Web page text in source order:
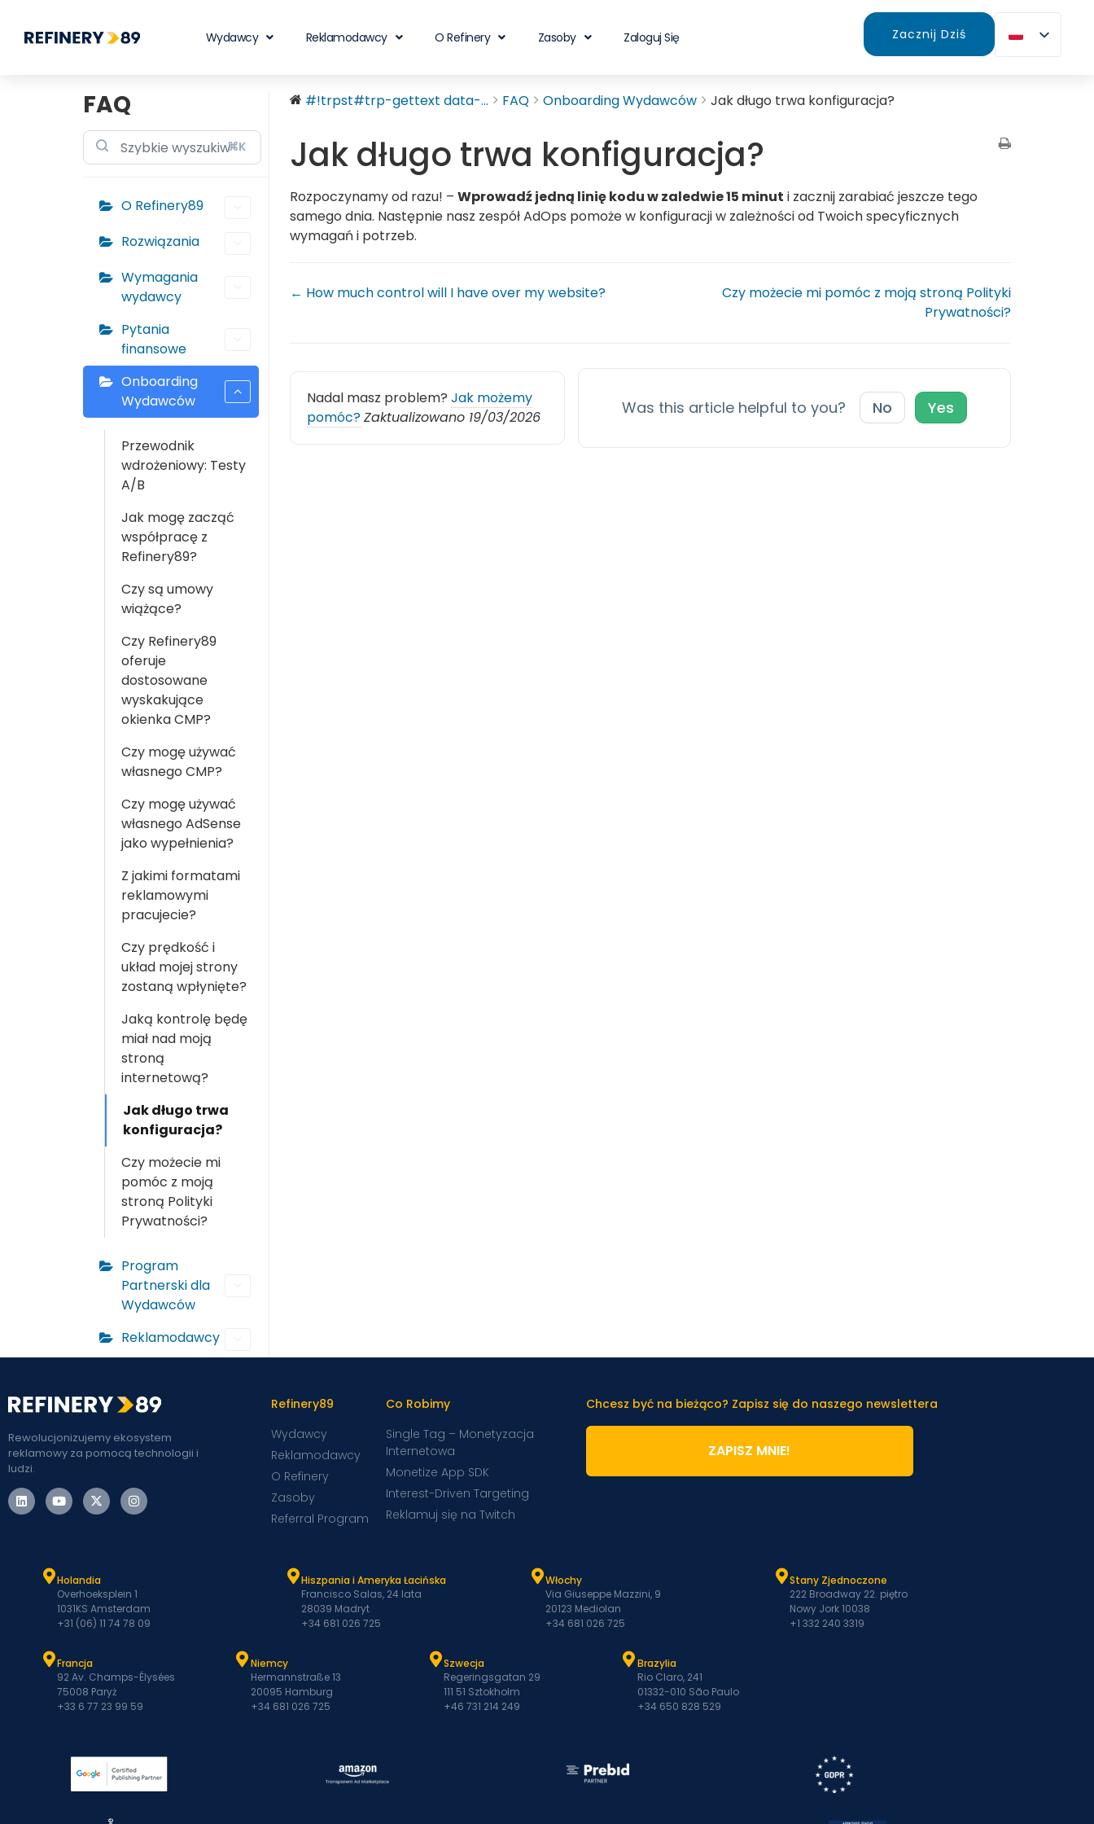
Wydawcy Reklamodawcy O Refinery Zasoby Zaloguj Się Zacznij Dziś
FAQ
⌘K
O Refinery89
Rozwiązania
Wymagania
wydawcy
Pytania
finansowe
Onboarding
Wydawców
Przewodnik
wdrożeniowy: Testy
A/B
Jak mogę zacząć
współpracę z
Refinery89?
Czy są umowy
wiążące?
Czy Refinery89
oferuje
dostosowane
wyskakujące
okienka CMP?
Czy mogę używać
własnego CMP?
Czy mogę używać
własnego AdSense
jako wypełnienia?
Z jakimi formatami
reklamowymi
pracujecie?
Czy prędkość i
układ mojej strony
zostaną wpłynięte?
Jaką kontrolę będę
miał nad moją
stroną
internetową?
Jak długo trwa
konfiguracja?
Czy możecie mi
pomóc z moją
stroną Polityki
Prywatności?
Program
Partnerski dla
Wydawców
Reklamodawcy
#!trpst#trp-gettext data-... FAQ Onboarding Wydawców Jak długo trwa konfiguracja?
Jak długo trwa konfiguracja?
Rozpoczynamy od razu! – Wprowadź jedną linię kodu w zaledwie 15 minut i zacznij zarabiać jeszcze tego
samego dnia. Następnie nasz zespół AdOps pomoże w konfiguracji w zależności od Twoich specyficznych
wymagań i potrzeb.
← How much control will I have over my website?
Czy możecie mi pomóc z moją stroną Polityki
Prywatności?
Nadal masz problem? Jak możemy
pomóc?Zaktualizowano 19/03/2026 Was this article helpful to you? No Yes
Rewolucjonizujemy ekosystem
reklamowy za pomocą technologii i
ludzi.
Refinery89
Wydawcy
Reklamodawcy
O Refinery
Zasoby
Referral Program
Co Robimy
Single Tag – Monetyzacja
Internetowa
Monetize App SDK
Interest-Driven Targeting
Reklamuj się na Twitch
Chcesz być na bieżąco? Zapisz się do naszego newslettera
ZAPISZ MNIE!
Holandia
Overhoeksplein 1
1031KS Amsterdam
+31 (06) 11 74 78 09
Hiszpania i Ameryka Łacińska
Francisco Salas, 24 lata
28039 Madryt
+34 681 026 725
Włochy
Via Giuseppe Mazzini, 9
20123 Mediolan
+34 681 026 725
Stany Zjednoczone
222 Broadway 22. piętro
Nowy Jork 10038
+1 332 240 3319
Francja
92 Av. Champs-Élysées
75008 Paryż
+33 6 77 23 99 59
Niemcy
Hermannstraße 13
20095 Hamburg
+34 681 026 725
Szwecja
Regeringsgatan 29
111 51 Sztokholm
+46 731 214 249
Brazylia
Rio Claro, 241
01332-010 São Paulo
+34 650 828 529